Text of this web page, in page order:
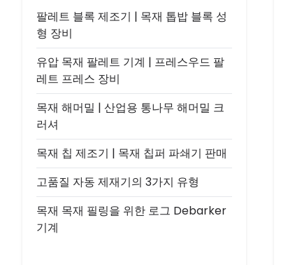
팔레트 블록 제조기 | 목재 톱밥 블록 성
형 장비
유압 목재 팔레트 기계 | 프레스우드 팔
레트 프레스 장비
목재 해머밀 | 산업용 통나무 해머밀 크
러셔
목재 칩 제조기 | 목재 칩퍼 파쇄기 판매
고품질 자동 제재기의 3가지 유형
목재 목재 필링을 위한 로그 Debarker
기계